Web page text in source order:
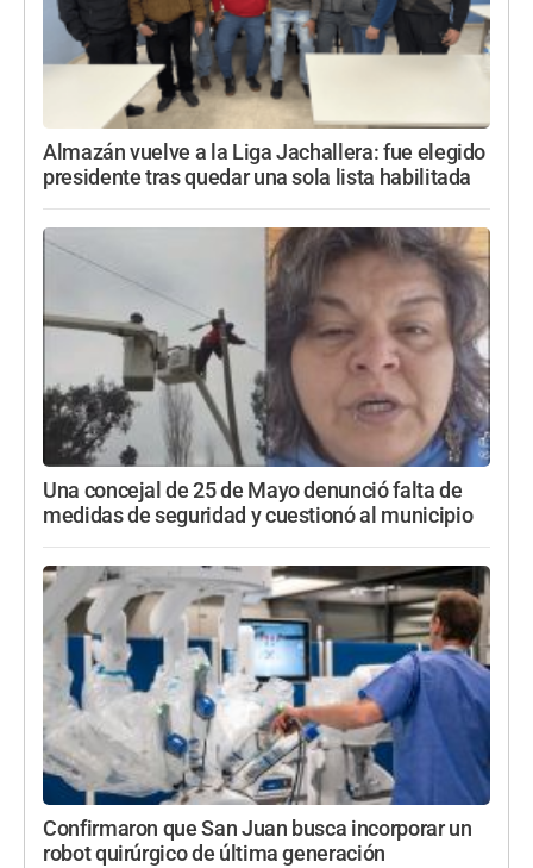
Almazán vuelve a la Liga Jachallera: fue elegido
presidente tras quedar una sola lista habilitada
Una concejal de 25 de Mayo denunció falta de
medidas de seguridad y cuestionó al municipio
Confirmaron que San Juan busca incorporar un
robot quirúrgico de última generación